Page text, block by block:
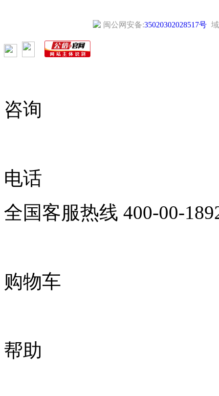
闽公网安备:35020302028517号
咨询
电话
全国客服热线 400-00-
购物车
帮助